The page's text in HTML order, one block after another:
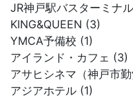
JR神戸駅バスターミナ
KING&QUEEN (3)
YMCA予備校 (1)
アイランド・カフェ (3)
アサヒシネマ（神戸市
アジアホテル (1)